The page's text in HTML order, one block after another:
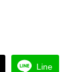
Line